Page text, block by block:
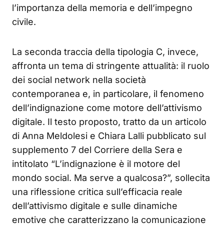
l’importanza della memoria e dell’impegno
civile.
La seconda traccia della tipologia C, invece,
affronta un tema di stringente attualità: il ruolo
dei social network nella società
contemporanea e, in particolare, il fenomeno
dell’indignazione come motore dell’attivismo
digitale. Il testo proposto, tratto da un articolo
di Anna Meldolesi e Chiara Lalli pubblicato sul
supplemento 7 del Corriere della Sera e
intitolato “L’indignazione è il motore del
mondo social. Ma serve a qualcosa?”, sollecita
una riflessione critica sull’efficacia reale
dell’attivismo digitale e sulle dinamiche
emotive che caratterizzano la comunicazione